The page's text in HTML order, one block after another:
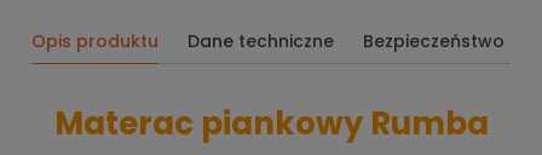
Opis produktu Dane techniczne Bezpieczeństwo
Materac piankowy Rumba